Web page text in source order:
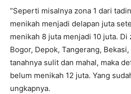
“Seperti misalnya zona 1 dari
menikah menjadi delapan juta
menikah 8 juta menjadi 10 juta.
Bogor, Depok, Tangerang,
tanahnya sulit dan mahal, maka
belum menikah 12 juta. Yang
ungkapnya.